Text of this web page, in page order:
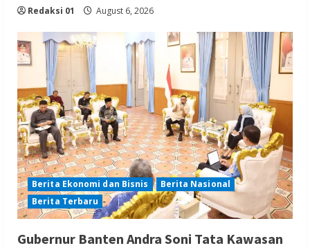
Redaksi 01 August 6, 2026
Berita Ekonomi dan Bisnis
Berita Nasional
Berita Terbaru
Gubernur Banten Andra Soni Tata Kawasan